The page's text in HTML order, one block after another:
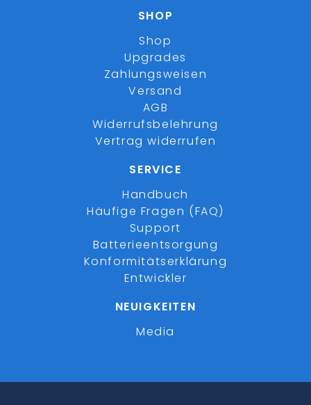
SHOP
Shop
Upgrades
Zahlungsweisen
Versand
AGB
Widerrufsbelehrung
Vertrag widerrufen
SERVICE
Handbuch
Häufige Fragen (FAQ)
Support
Batterieentsorgung
Konformitätserklärung
Entwickler
NEUIGKEITEN
Media